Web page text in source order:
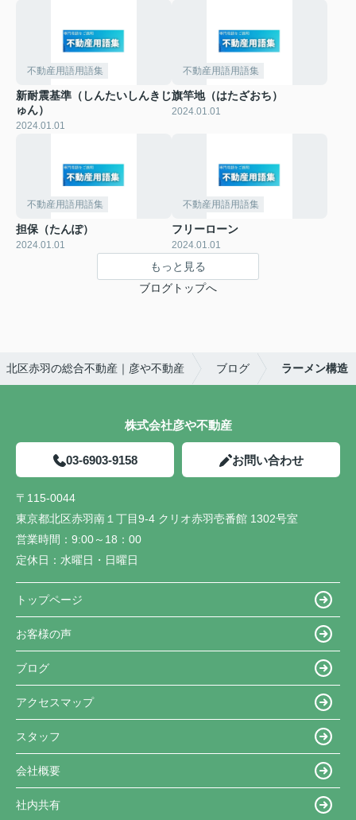
不動産用語用語集
新耐震基準（しんたいしんきじ
ゅん）
2024.01.01
不動産用語用語集
旗竿地（はたざおち）
2024.01.01
不動産用語用語集
担保（たんぽ）
2024.01.01
不動産用語用語集
フリーローン
2024.01.01
もっと見る
ブログトップへ
北区赤羽の総合不動産｜彦や不動産 ブログ ラーメン構造
株式会社彦や不動産
03-6903-9158 お問い合わせ
〒115-0044
東京都北区赤羽南１丁目9-4 クリオ赤羽壱番館 1302号室
営業時間： 9:00～18：00
定休日： 水曜日・日曜日
トップページ
お客様の声
ブログ
アクセスマップ
スタッフ
会社概要
社内共有